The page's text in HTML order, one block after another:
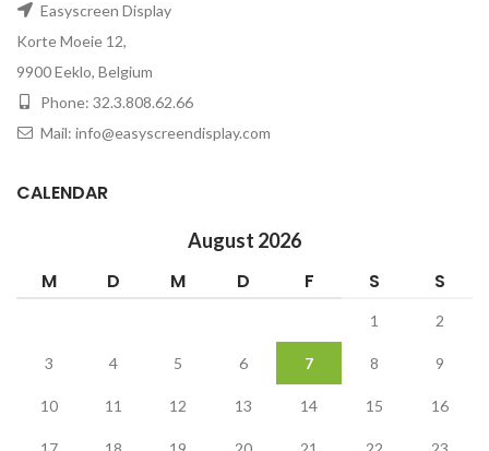
Easyscreen Display
Korte Moeie 12,
9900 Eeklo, Belgium
Phone: 32.3.808.62.66
Mail: info@easyscreendisplay.com
CALENDAR
August 2026
M D M D F S S
1 2
3 4 5 6 7 8 9
10 11 12 13 14 15 16